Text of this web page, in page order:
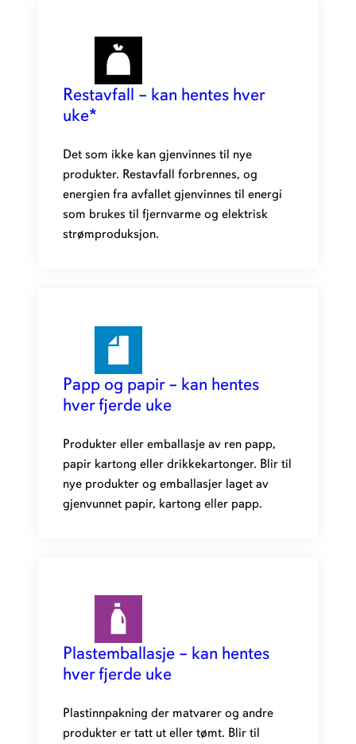
Restavfall – kan hentes hver
uke*
Det som ikke kan gjenvinnes til nye
produkter. Restavfall forbrennes, og
energien fra avfallet gjenvinnes til energi
som brukes til fjernvarme og elektrisk
strømproduksjon.
Papp og papir – kan hentes
hver fjerde uke
Produkter eller emballasje av ren papp,
papir kartong eller drikkekartonger. Blir til
nye produkter og emballasjer laget av
gjenvunnet papir, kartong eller papp.
Plastemballasje – kan hentes
hver fjerde uke
Plastinnpakning der matvarer og andre
produkter er tatt ut eller tømt. Blir til